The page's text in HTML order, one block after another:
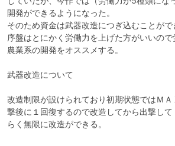
開発ができるようになった。
そのため資金は武器改造につぎ込むことがで
序盤はとにかく労働力を上げた方がいいの
農業系の開発をオススメする。
武器改造について
改造制限が設けられており初期状態ではＭ
撃後に１回復するので改造してから出撃し
らく無限に改造ができる。